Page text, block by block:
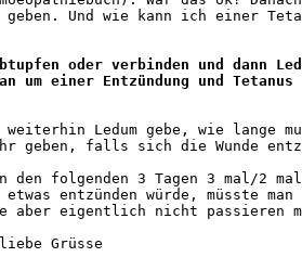
Und wie kann ich einer
oder verbinden und dann
um einer Entzündung und Tetanus
Ledum gebe, wie lange
geben, falls sich die Wunde
folgenden 3 Tagen 3 mal/2
entzünden würde, müsste man
aber eigentlich nicht passieren
Grüsse